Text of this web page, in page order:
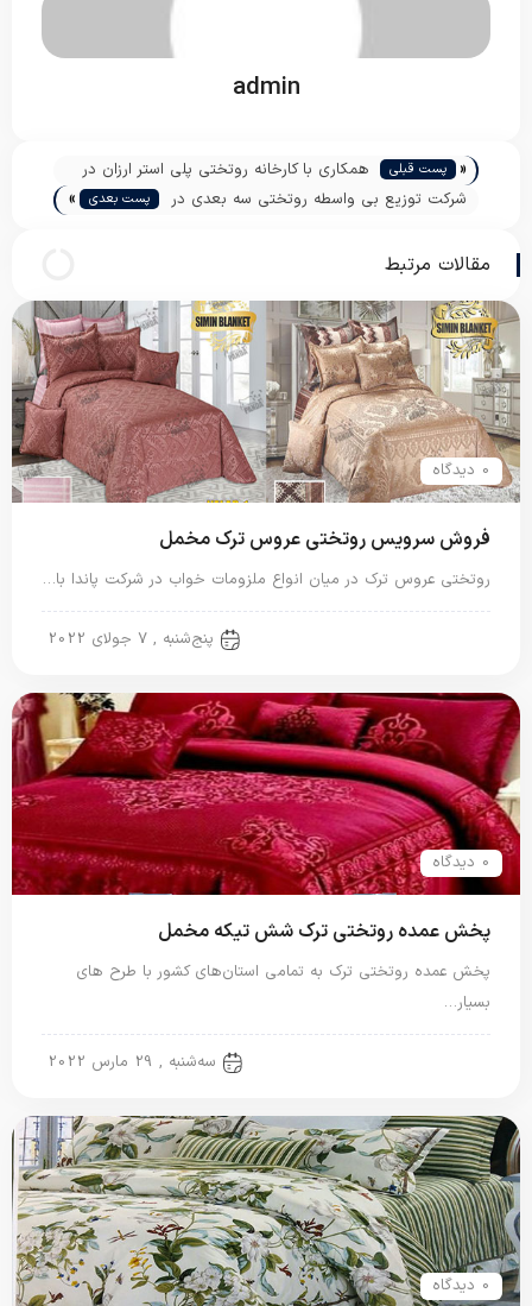
admin
« پست قبلی
همکاری با کارخانه روتختی پلی استر ارزان در
اصفهان
شرکت توزیع بی واسطه روتختی سه بعدی در
پست بعدی »
مقالات مرتبط
0 دیدگاه
فروش سرویس روتختی عروس ترک مخمل
روتختی عروس ترک در میان انواع ملزومات خواب در شرکت پاندا با…
پنج‌شنبه , 7 جولای 2022
0 دیدگاه
پخش عمده روتختی ترک شش تیکه مخمل
پخش عمده روتختی ترک به تمامی استان‌های کشور با طرح های
بسیار…
سه‌شنبه , 29 مارس 2022
0 دیدگاه